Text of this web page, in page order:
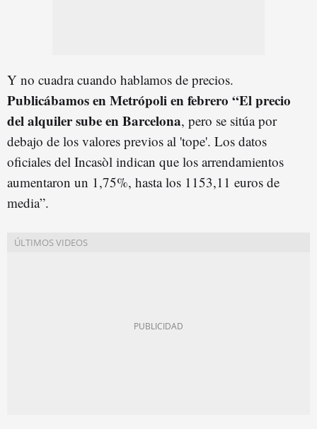
Y no cuadra cuando hablamos de precios.
Publicábamos en Metrópoli en febrero “El precio
del alquiler sube en Barcelona, pero se sitúa por
debajo de los valores previos al 'tope'. Los datos
oficiales del Incasòl indican que los arrendamientos
aumentaron un 1,75%, hasta los 1153,11 euros de
media”.